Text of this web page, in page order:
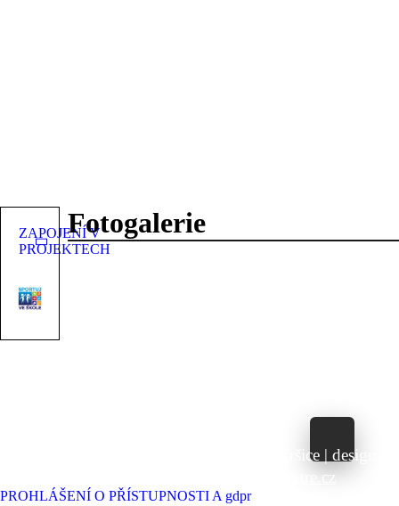
ZAPOJENÍ V
PROJEKTECH
Fotogalerie
©2023 Základní škola a Mateřská škola Tršice | design &
Bc. Petr Hubáček - webujchytre.cz
PROHLÁŠENÍ O PŘÍSTUPNOSTI A gdpr